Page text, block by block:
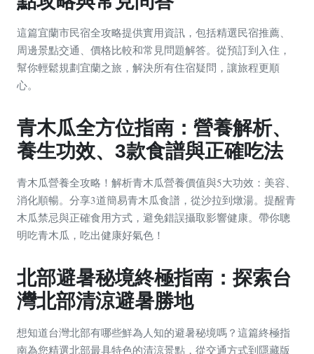
這篇宜蘭市民宿全攻略提供實用資訊，包括精選民宿推薦、
周邊景點交通、價格比較和常見問題解答。從預訂到入住，
幫你輕鬆規劃宜蘭之旅，解決所有住宿疑問，讓旅程更順
心。
青木瓜全方位指南：營養解析、
養生功效、3款食譜與正確吃法
青木瓜營養全攻略！解析青木瓜營養價值與5大功效：美容、
消化順暢。分享3道簡易青木瓜食譜，從沙拉到燉湯。提醒青
木瓜禁忌與正確食用方式，避免錯誤攝取影響健康。帶你聰
明吃青木瓜，吃出健康好氣色！
北部避暑秘境終極指南：探索台
灣北部清涼避暑勝地
想知道台灣北部有哪些鮮為人知的避暑秘境嗎？這篇終極指
南為您精選北部最具特色的清涼景點，從交通方式到隱藏版